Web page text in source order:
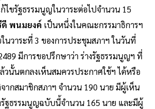
ไขรัฐธรรมนูญในวาระต่อไปจำนวน 15
พนมยงค์ เป็นหนึ่งในคณะกรรมาธิการฯ
นวาระที่ 3 ของการประชุมสภาฯ ในวันที่
มีการขอปรึกษาว่า ร่างรัฐธรรมนูญฯ ที่
วนั้นตกลงเห็นสมควรประกาศใช้ฯ ได้หรือ
ากสมาชิกสภาฯ จำนวน 190 นาย มีผู้เห็น
ฐธรรมนูญฉบับนี้จำนวน 165 นาย และมีผู้